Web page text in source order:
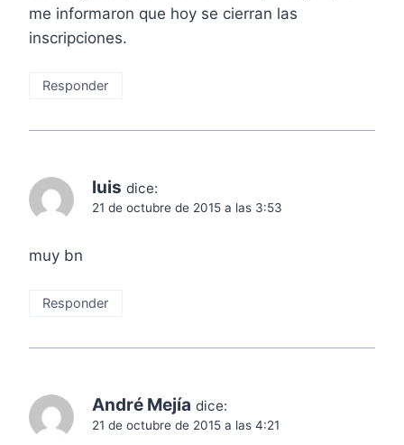
me informaron que hoy se cierran las
inscripciones.
Responder
luis dice:
21 de octubre de 2015 a las 3:53
muy bn
Responder
André Mejía dice:
21 de octubre de 2015 a las 4:21